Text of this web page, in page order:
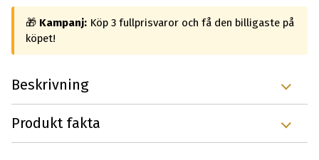
🎁 Kampanj: Köp 3 fullprisvaror och få den billigaste på
köpet!
Beskrivning
Produkt fakta